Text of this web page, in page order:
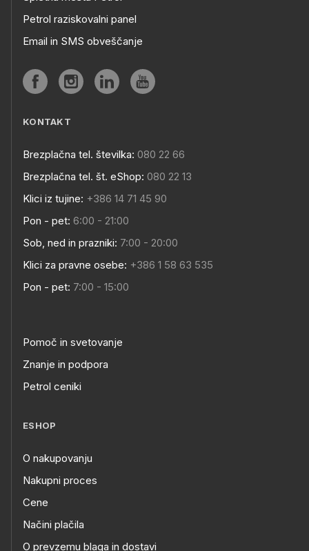
Petrol raziskovalni panel
Email in SMS obveščanje
KONTAKT
Brezplačna tel. številka: 080 22 66
Brezplačna tel. št. eShop: 080 22 13
Klici iz tujine: +386 14 71 45 90
Pon - pet: 6:00 - 21:00
Sob, ned in prazniki: 7:00 - 20:00
Klici za pravne osebe: +386 1 58 63 535
Pon - pet: 7:00 - 15:00
Pomoč in svetovanje
Znanje in podpora
Petrol ceniki
ESHOP
O nakupovanju
Nakupni proces
Cene
Načini plačila
O prevzemu blaga in dostavi